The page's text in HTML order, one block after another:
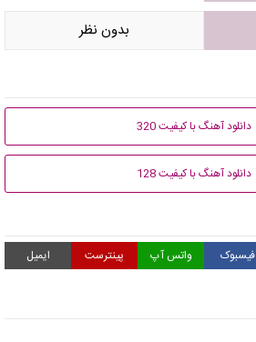
بدون نظر
دانلود آهنگ با کیفیت 320
دانلود آهنگ با کیفیت 128
فیسبوک واتس آپ پینترست ایمیل